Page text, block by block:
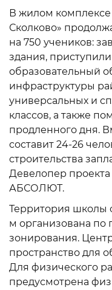
В жилом комплексе
Сколково»
на 750 учеников:
здания,
образовательный
инфраструктуры
универсальных и
классов, а также
продленного дня.
составит 24-26
строительства
Девелопер
АБСОЛЮТ.
Территория школы
м организована по
зонирования.
пространство для
Для физического
предусмотрена